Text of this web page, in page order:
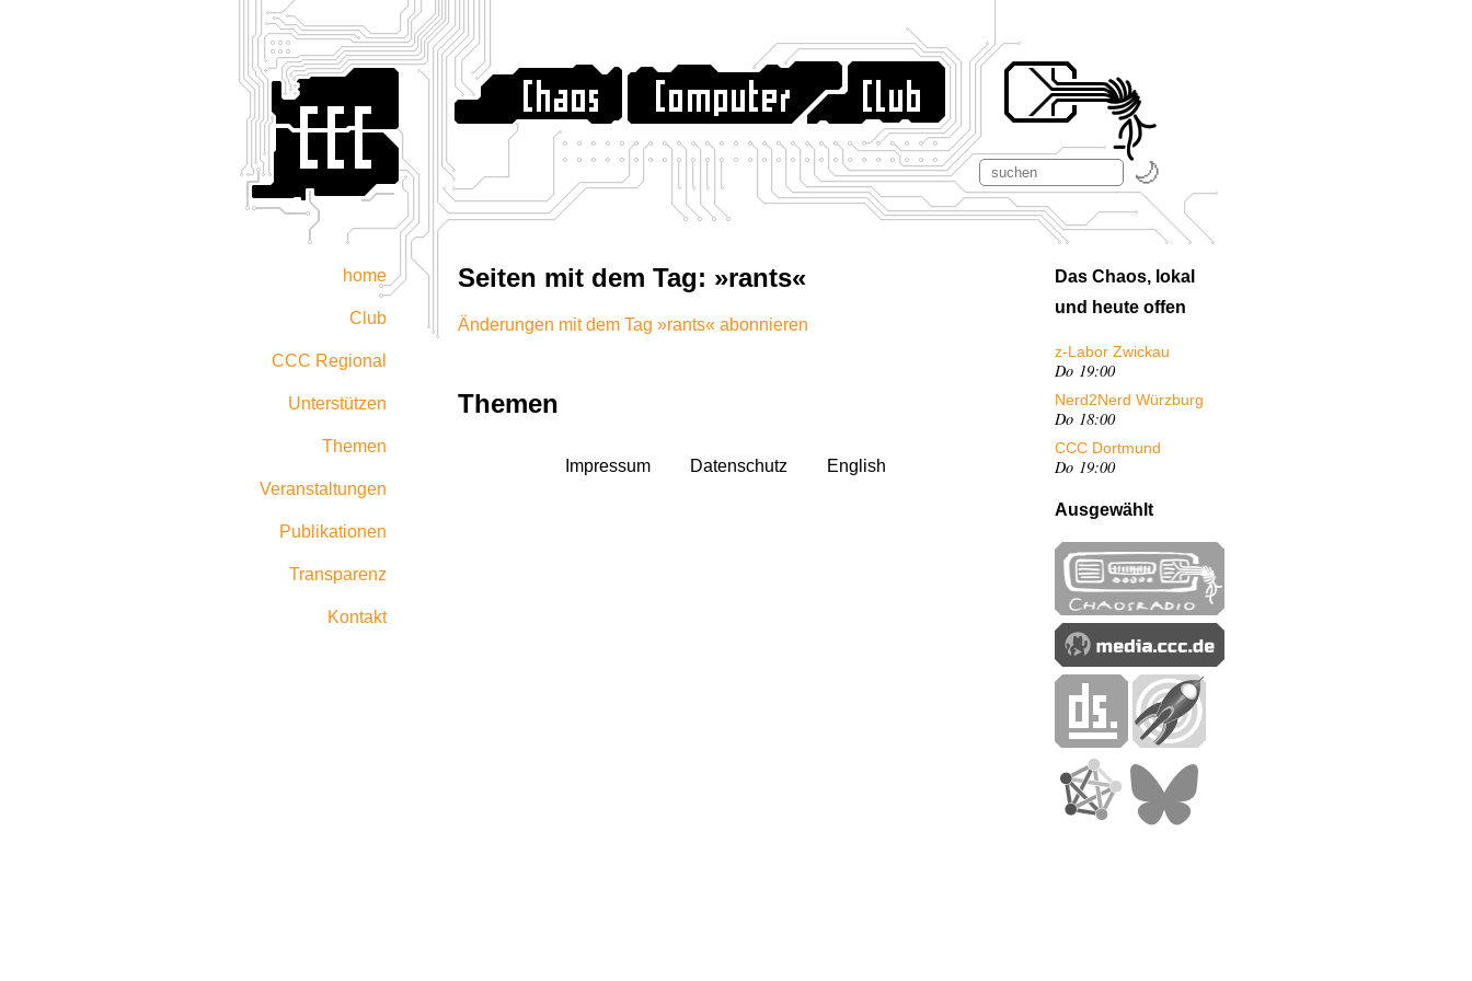
home
Club
CCC Regional
Unterstützen
Themen
Veranstaltungen
Publikationen
Transparenz
Kontakt
Seiten mit dem Tag: »rants«
Änderungen mit dem Tag »rants« abonnieren
Themen
Impressum Datenschutz English
Das Chaos, lokal
und heute offen
z-Labor Zwickau
Do 19:00
Nerd2Nerd Würzburg
Do 18:00
CCC Dortmund
Do 19:00
Ausgewählt